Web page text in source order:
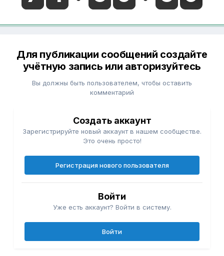
Для публикации сообщений создайте
учётную запись или авторизуйтесь
Вы должны быть пользователем, чтобы оставить
комментарий
Создать аккаунт
Зарегистрируйте новый аккаунт в нашем сообществе.
Это очень просто!
Регистрация нового пользователя
Войти
Уже есть аккаунт? Войти в систему.
Войти